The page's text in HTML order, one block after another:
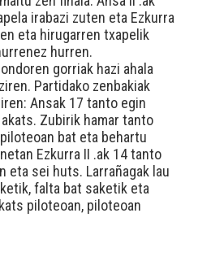
irabazi zuten eta Ezkurra
eta hirugarren txapelik
hurren.
gorriak hazi ahala
Partidako zenbakiak
Ansak 17 tanto egin
Zubirik hamar tanto
bat eta behartu
Ezkurra II .ak 14 tanto
eta sei huts. Larrañagak lau
falta bat saketik eta
piloteoan, piloteoan